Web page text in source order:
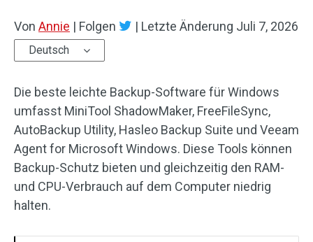
Von Annie | Folgen | Letzte Änderung Juli 7, 2026
Deutsch
Die beste leichte Backup-Software für Windows
umfasst MiniTool ShadowMaker, FreeFileSync,
AutoBackup Utility, Hasleo Backup Suite und Veeam
Agent for Microsoft Windows. Diese Tools können
Backup-Schutz bieten und gleichzeitig den RAM-
und CPU-Verbrauch auf dem Computer niedrig
halten.